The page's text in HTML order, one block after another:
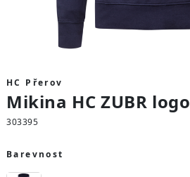
HC Přerov
Mikina HC ZUBR logo
303395
Barevnost